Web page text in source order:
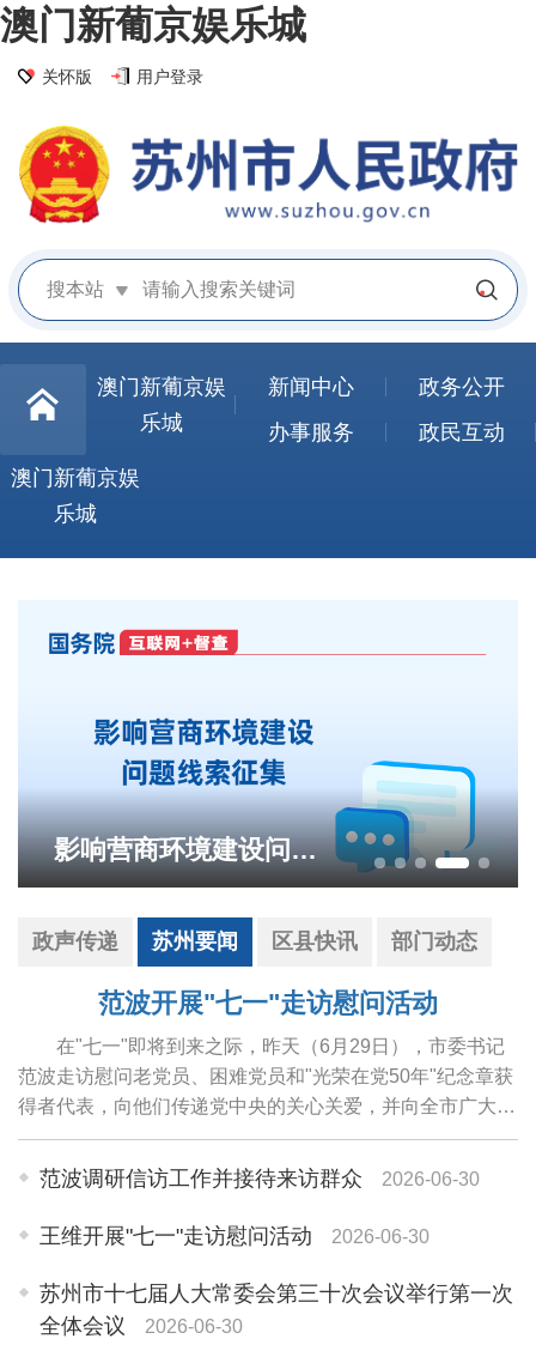
澳门新葡京娱乐城
关怀版 用户登录
搜本站
澳门新葡京娱
乐城
新闻中心
政务公开
办事服务
政民互动
澳门新葡京娱
乐城
影响营商环境建设问题线索征集
政声传递 苏州要闻 区县快讯 部门动态
范波开展"七一"走访慰问活动
在"七一"即将到来之际，昨天（6月29日），市委书记
范波走访慰问老党员、困难党员和"光荣在党50年"纪念章获
得者代表，向他们传递党中央的关心关爱，并向全市广大党
员和党务工作者致以诚挚问候。老党员李珍英1945年参加
革命工作，期颐之年仍关心苏州各项事业...
范波调研信访工作并接待来访群众 2026-06-30
王维开展"七一"走访慰问活动 2026-06-30
苏州市十七届人大常委会第三十次会议举行第一次
全体会议
2026-06-30